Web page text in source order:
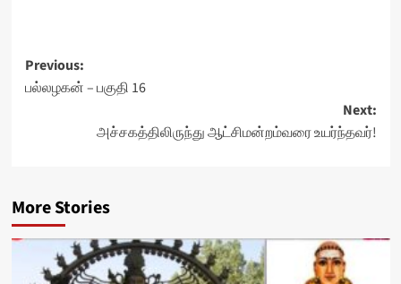
Post
navigation
Previous:
பல்லழகன் – பகுதி 16
Next:
அச்சகத்திலிருந்து ஆட்சிமன்றம்வரை உயர்ந்தவர்!
More Stories